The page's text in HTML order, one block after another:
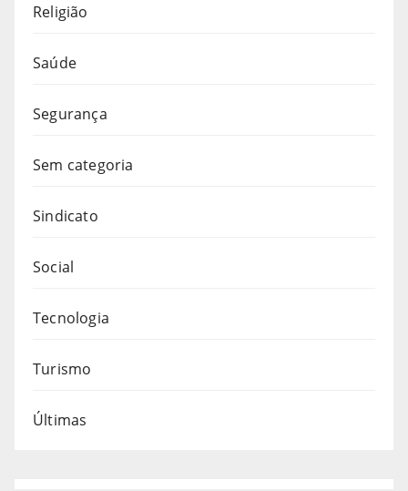
Religião
Saúde
Segurança
Sem categoria
Sindicato
Social
Tecnologia
Turismo
Últimas